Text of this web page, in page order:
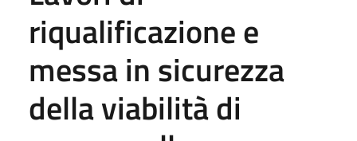
riqualificazione e
messa in sicurezza
della viabilità di